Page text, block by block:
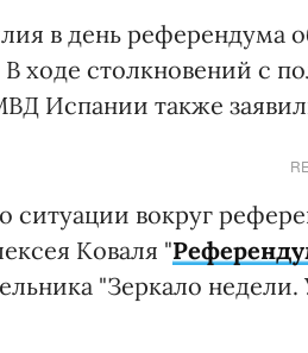
в день референдума
ходе столкновений с
Испании также
ситуации вокруг
Коваля "
"Зеркало недели.